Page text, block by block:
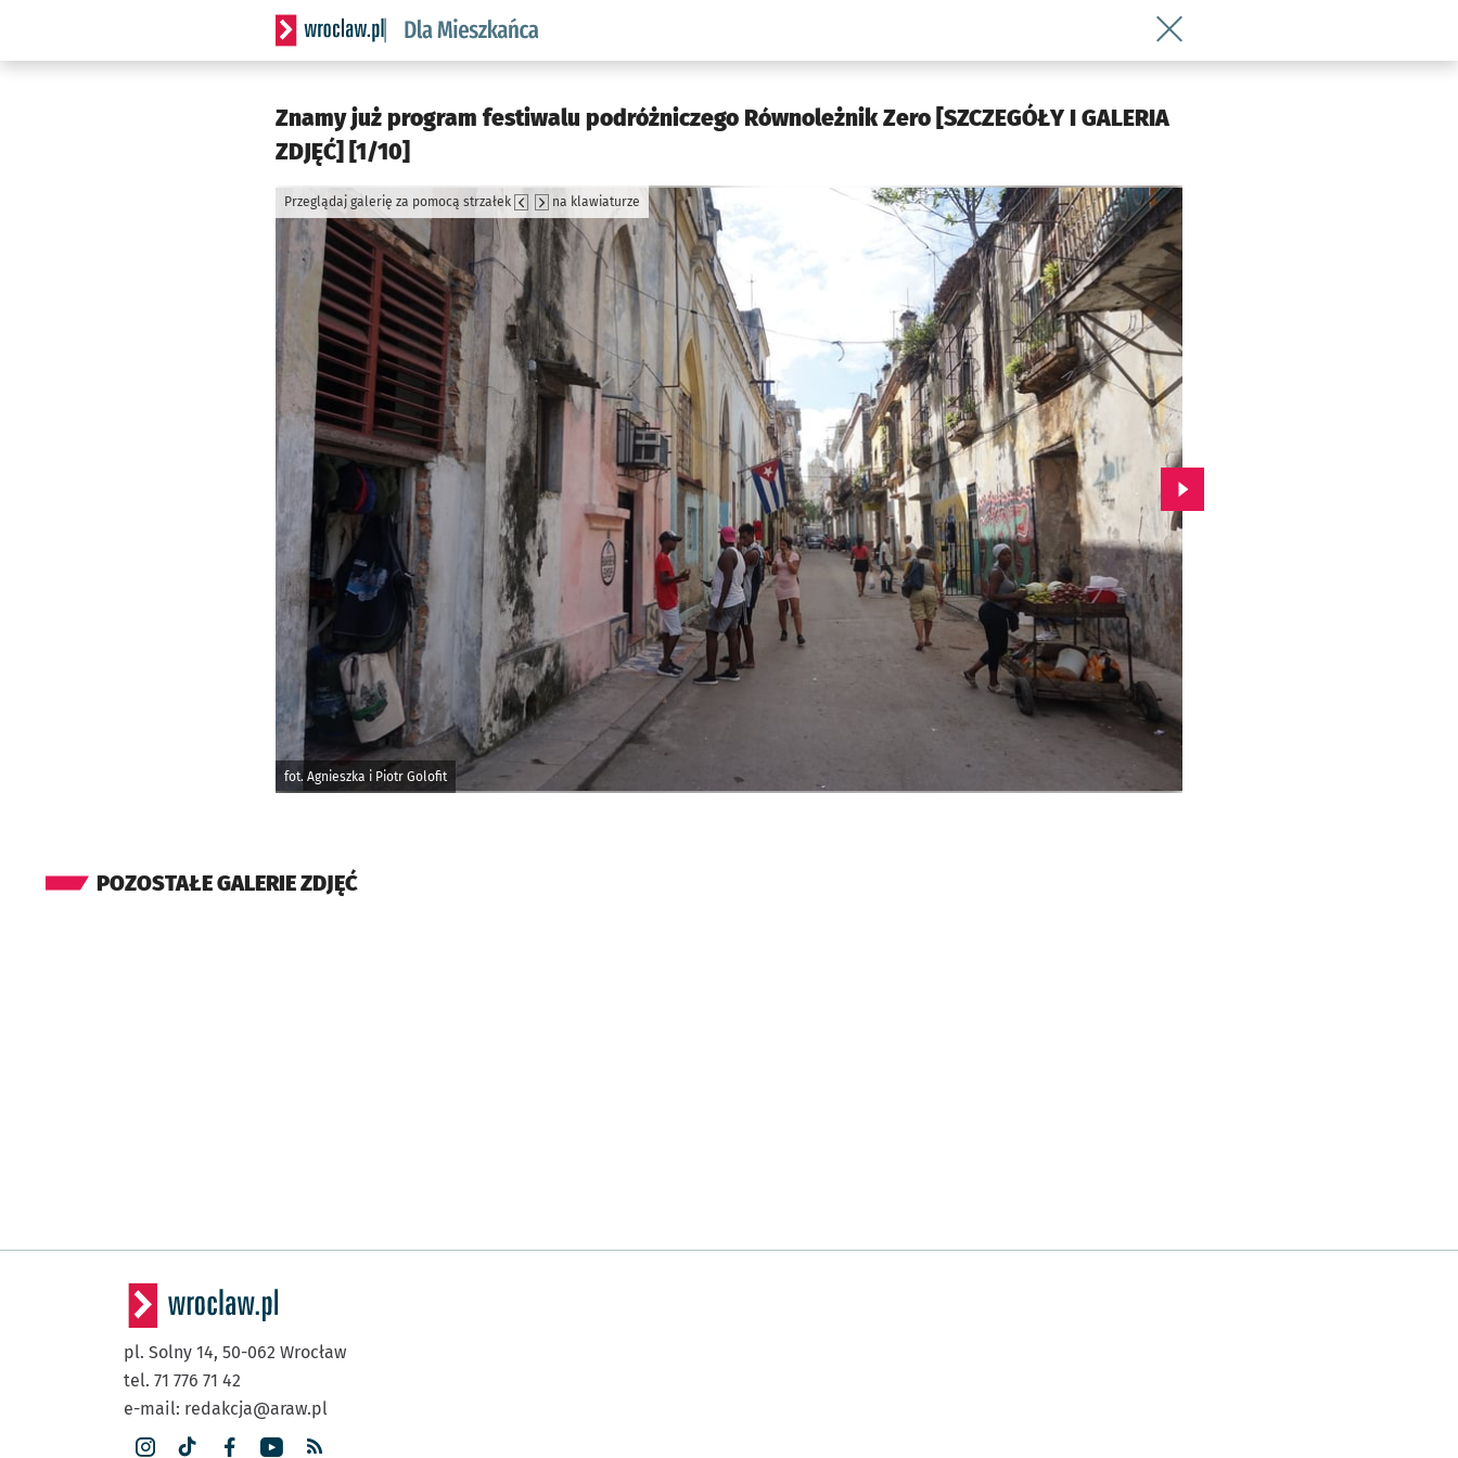
Serwis informacyjny wroclaw.pl podserwis: Dla mieszkańca
Wróć do artykułu Znamy już program
Znamy już program festiwalu podróżniczego Równoleżnik Zero [SZCZEGÓŁY I GALERIA
ZDJĘĆ] [1/10]
fot. Agnieszka i Piotr Golofit
Przeglądaj galerię za pomocą strzałek na klawiaturze
Przejdź do kolejnego zdjęcia.
POZOSTAŁE GALERIE ZDJĘĆ
pl. Solny 14, 50-062 Wrocław
tel. 71 776 71 42
e-mail: redakcja@araw.pl